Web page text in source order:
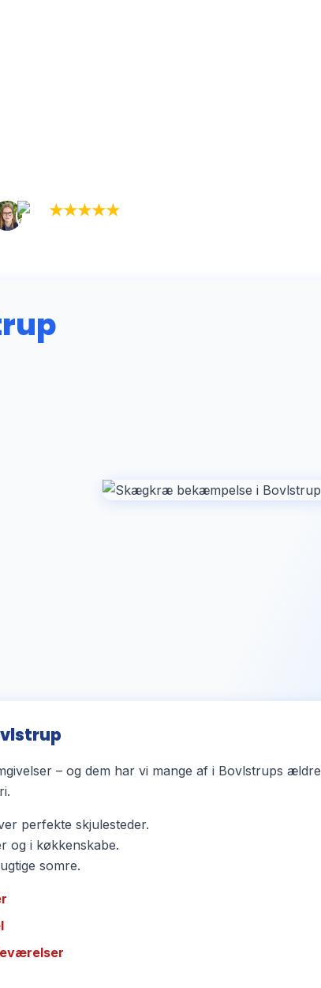
★★★★★
– og dem har vi mange af i Bovlstrups ældre
perfekte skjulesteder.
og i køkkenskabe.
somre.